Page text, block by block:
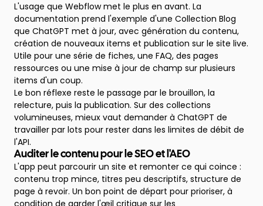
L'usage que Webflow met le plus en avant. La
documentation prend l'exemple d'une Collection Blog
que ChatGPT met à jour, avec génération du contenu,
création de nouveaux items et publication sur le site live.
Utile pour une série de fiches, une FAQ, des pages
ressources ou une mise à jour de champ sur plusieurs
items d'un coup.
Le bon réflexe reste le passage par le brouillon, la
relecture, puis la publication. Sur des collections
volumineuses, mieux vaut demander à ChatGPT de
travailler par lots pour rester dans les limites de débit de
l'API.
Auditer le contenu pour le SEO et l'AEO
L'app peut parcourir un site et remonter ce qui coince :
contenu trop mince, titres peu descriptifs, structure de
page à revoir. Un bon point de départ pour prioriser, à
condition de garder l'œil critique sur les